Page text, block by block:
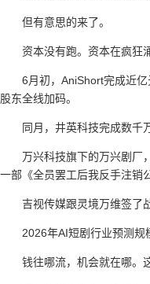
但有意思的来了。
资本没有跑。资本在疯狂
6月初，AniShort完成近
股东全线加码。
同月，井英科技完成数千
万兴科技旗下的万兴剧厂
一部《全员罢工后我反手注销
吉视传媒跟灵境万维签了
2026年AI短剧行业预测规
钱往哪流，机会就在哪。